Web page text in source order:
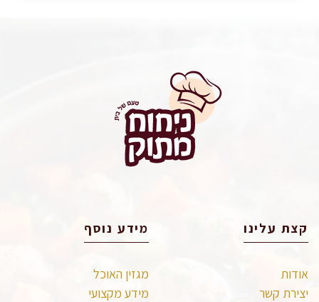
קצת עלינו
אודות
יצירת קשר
מידע נוסף
מגזין האוכל
מידע מקצועי